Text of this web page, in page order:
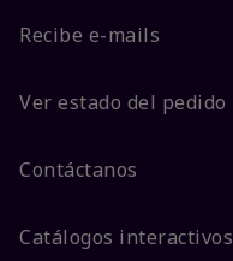
Recibe e-mails
Ver estado del pedido
Contáctanos
Catálogos interactivos